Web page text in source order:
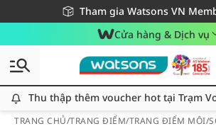
Tham gia Watsons VN
Miễn phí giao hàng cho đơn
Giao hàng nhanh 24h - Áp dụng khu
Cửa hàng & Dịch vụ
Thu thập thêm voucher hot tại Trạm Voucher
Thu thập thêm voucher hot tại Trạm
TRANG CHỦ/TRANG ĐIỂM/TRANG ĐIỂM MÔI/